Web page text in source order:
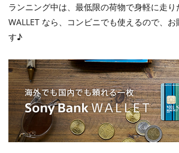
ランニング中は、最低限の荷物で身軽に走
WALLET なら、コンビニでも使えるので、
す♪